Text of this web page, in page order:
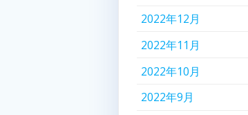
2022年12月
2022年11月
2022年10月
2022年9月